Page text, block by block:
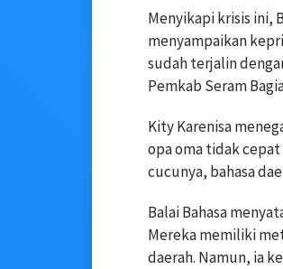
Menyikapi krisis ini,
menyampaikan
sudah terjalin
Pemkab Seram
Kity Karenisa
opa oma tidak
cucunya, bahasa
Balai Bahasa
Mereka memiliki
daerah. Namun, ia